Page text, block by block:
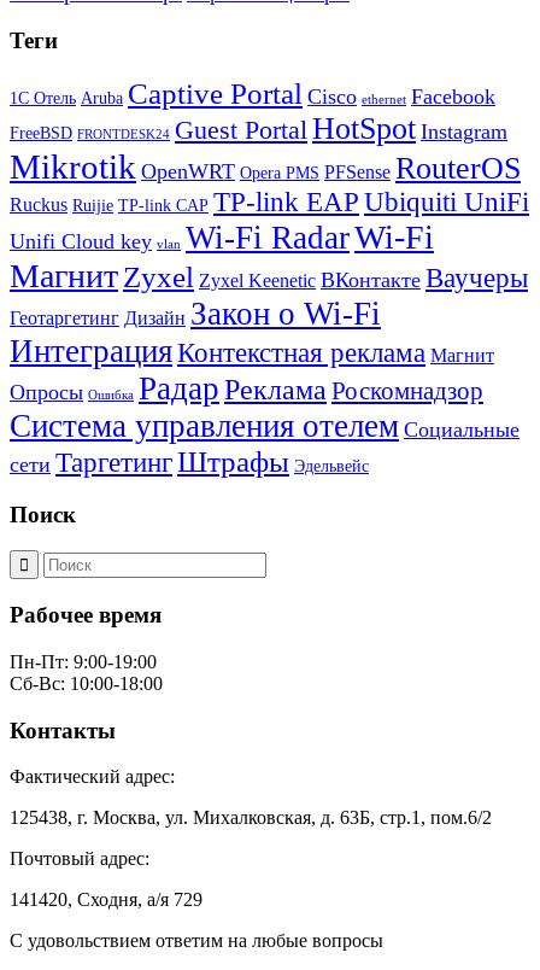
Теги
1С Отель Aruba Captive Portal Cisco ethernet Facebook
FreeBSD FRONTDESK24 Guest PortalHotSpot Instagram
Mikrotik OpenWRT Opera PMS PFSense RouterOS
Ruckus Ruijie TP-link CAP TP-link EAP Ubiquiti UniFi
Unifi Cloud key vlan Wi-Fi RadarWi-Fi
МагнитZyxel Zyxel Keenetic ВКонтакте Ваучеры
Геотаргетинг Дизайн Закон о Wi-Fi
ИнтеграцияКонтекстная реклама Магнит
Опросы Ошибка РадарРеклама Роскомнадзор
Система управления отелем Социальные
сети ТаргетингШтрафы Эдельвейс
Поиск
Рабочее время
Пн-Пт: 9:00-19:00
Сб-Вс: 10:00-18:00
Контакты
Фактический адрес:
125438, г. Москва, ул. Михалковская, д. 63Б, стр.1, пом.6/2
Почтовый адрес:
141420, Сходня, а/я 729
С удовольствием ответим на любые вопросы